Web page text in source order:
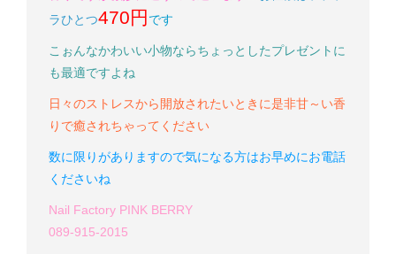
ラひとつ470円 です
こぉんなかわいい小物ならちょっとしたプレゼントに
も最適ですよね
日々のストレスから開放されたいときに是非甘～い香
りで癒されちゃってください
数に限りがありますので気になる方はお早めにお電話
くださいね
Nail Factory PINK BERRY
089-915-2015